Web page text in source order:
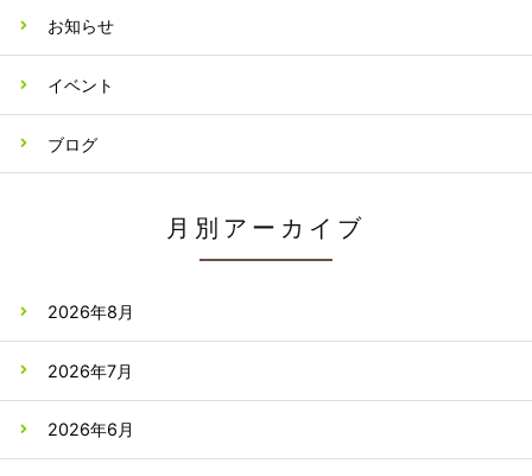
お知らせ
イベント
ブログ
月別アーカイブ
2026年8月
2026年7月
2026年6月